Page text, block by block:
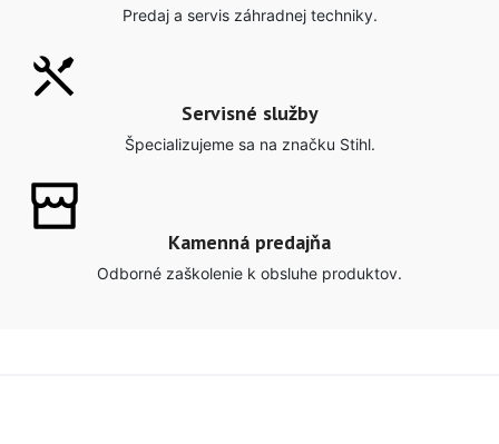
Predaj a servis záhradnej techniky.
Servisné služby
Špecializujeme sa na značku Stihl.
Kamenná predajňa
Odborné zaškolenie k obsluhe produktov.